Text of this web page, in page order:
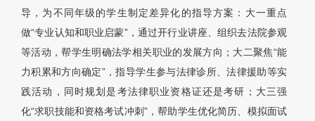
导，为不同年级的学生制定差异化的指导方案：大一重点
做“专业认知和职业启蒙”，通过开行业讲座、组织去法院参观
等活动，帮学生明确法学相关职业的发展方向；大二聚焦“能
力积累和方向确定”，指导学生参与法律诊所、法律援助等实
践活动，同时规划是考法律职业资格证还是考研；大三强
化“求职技能和资格考试冲刺”，帮助学生优化简历、模拟面试